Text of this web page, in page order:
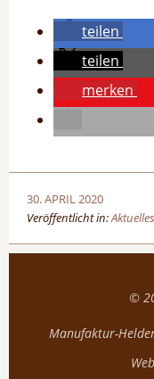
teilen
teilen
merken
30. APRIL 2020
Veröffentlicht in:Aktuelles
©
Manufaktur-